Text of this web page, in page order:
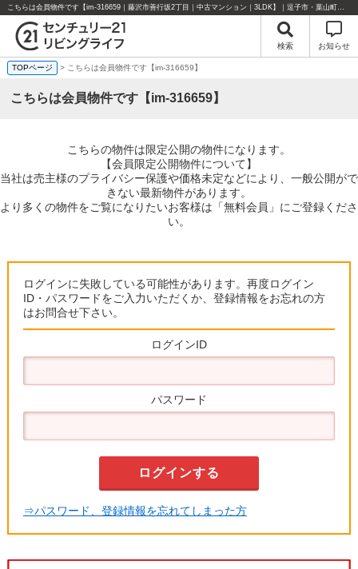
こちらは会員物件です【im-316659｜藤沢市善行坂2丁目｜中古マンション｜3LDK】｜逗子市・葉山町・湘南エリアの不動産のことならセンチュリー21リビングライフにお任せください！
検索 お知らせ
TOPページ > こちらは会員物件です【im-316659】
こちらは会員物件です【im-316659】
こちらの物件は限定公開の物件になります。
【会員限定公開物件について】
当社は売主様のプライバシー保護や価格未定などにより、一般公開がで
きない最新物件があります。
より多くの物件をご覧になりたいお客様は「無料会員」にご登録くださ
い。
ログインに失敗している可能性があります。再度ログイン
ID・パスワードをご入力いただくか、登録情報をお忘れの方
はお問合せ下さい。
ログインID
パスワード
⇒パスワード、登録情報を忘れてしまった方